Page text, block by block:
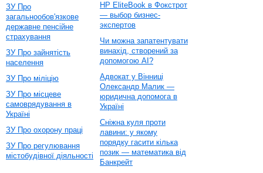
ЗУ Про
загальнообов'язкове
державне пенсійне
страхування
ЗУ Про зайнятість
населення
ЗУ Про міліцію
ЗУ Про місцеве
самоврядування в
Україні
ЗУ Про охорону праці
ЗУ Про регулювання
містобудівної діяльності
HP EliteBook в Фокстрот
— выбор бизнес-
экспертов
Чи можна запатентувати
винахід, створений за
допомогою AI?
Адвокат у Вінниці
Олександр Малик —
юридична допомога в
Україні
Сніжна куля проти
лавини: у якому
порядку гасити кілька
позик — математика від
Банкрейт